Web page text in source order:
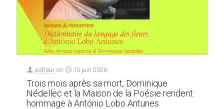
editeur on 15 juin 2026
Trois mois après sa mort, Dominique
Nédellec et la Maison de la Poésie rendent
hommage à António Lobo Antunes